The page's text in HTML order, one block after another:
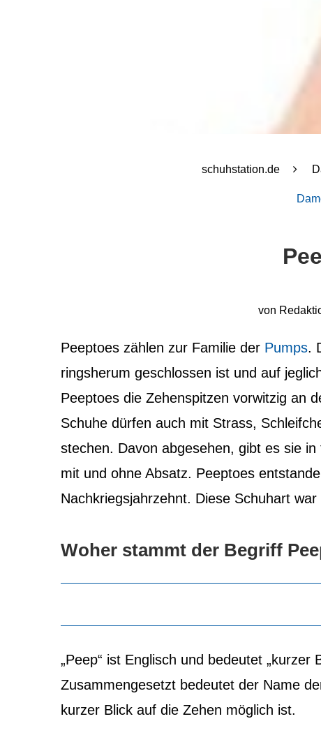
schuhstation.de
von
Peeptoes zählen zur Familie der Pumps.
ringsherum geschlossen ist und auf
Peeptoes die Zehenspitzen vorwitzig an
Schuhe dürfen auch mit Strass,
stechen. Davon abgesehen, gibt es sie
mit und ohne Absatz. Peeptoes
Nachkriegsjahrzehnt. Diese Schuhart
Woher stammt der Begriff
„Peep“ ist Englisch und bedeutet „kurzer
Zusammengesetzt bedeutet der Name
kurzer Blick auf die Zehen möglich ist.